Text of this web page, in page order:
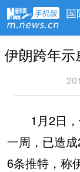
国
伊朗跨年示
1月2日，
一周，已造
6条推特，称